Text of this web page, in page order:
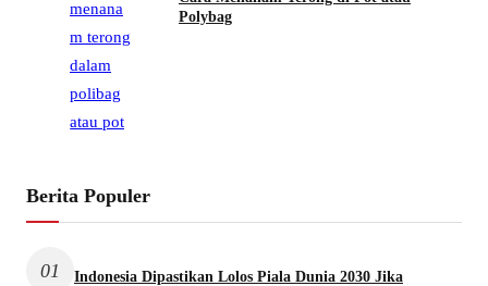
Polybag
Berita Populer
01
Indonesia Dipastikan Lolos Piala Dunia 2030 Jika